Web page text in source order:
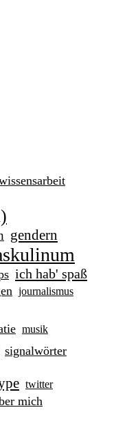
gendern
ich hab' spaß
journalismus
musik
signalwörter
twitter
mich